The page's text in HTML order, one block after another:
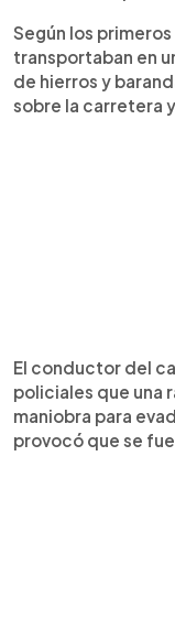
Según los
transportaban en
de hierros y
sobre la carretera
El conductor del
policiales que una
maniobra para
provocó que se